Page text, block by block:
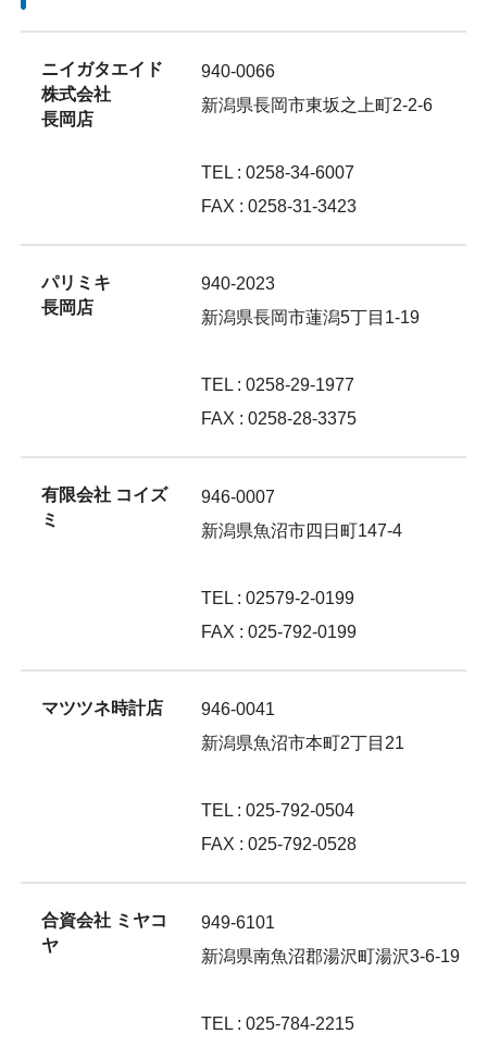
ニイガタエイド
株式会社
長岡店
940-0066
新潟県長岡市東坂之上町2-2-6
TEL : 0258-34-6007
FAX : 0258-31-3423
パリミキ
長岡店
940-2023
新潟県長岡市蓮潟5丁目1-19
TEL : 0258-29-1977
FAX : 0258-28-3375
有限会社 コイズ
ミ
946-0007
新潟県魚沼市四日町147-4
TEL : 02579-2-0199
FAX : 025-792-0199
マツツネ時計店
946-0041
新潟県魚沼市本町2丁目21
TEL : 025-792-0504
FAX : 025-792-0528
合資会社 ミヤコ
ヤ
949-6101
新潟県南魚沼郡湯沢町湯沢3-6-19
TEL : 025-784-2215